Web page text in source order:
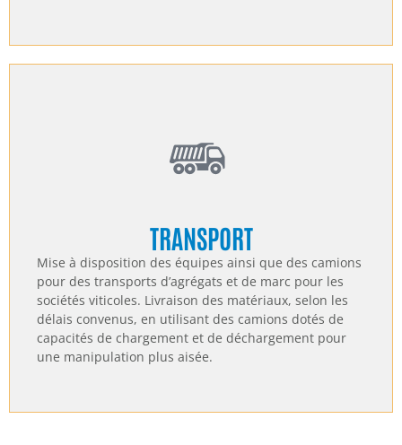
TRANSPORT
Mise à disposition des équipes ainsi que des camions
pour des transports d’agrégats et de marc pour les
sociétés viticoles. Livraison des matériaux, selon les
délais convenus, en utilisant des camions dotés de
capacités de chargement et de déchargement pour
une manipulation plus aisée.